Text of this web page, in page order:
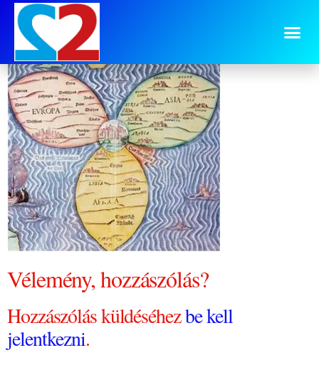
világ közepe 3
Vélemény, hozzászólás?
Hozzászólás küldéséhezbe kell
jelentkezni.